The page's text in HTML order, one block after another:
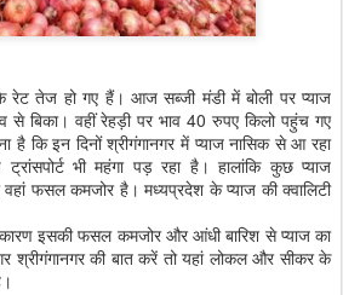
रेट तेज हो गए हैं। आज सब्जी मंडी में बोली पर प्याज
से बिका। वहीं रेहड़ी पर भाव 40 रुपए किलो पहुंच गए
है कि इन दिनों श्रीगंगानगर में प्याज नासिक से आ रहा
भी महंगा पड़ रहा है। हालांकि कुछ प्याज
फसल कमजोर है। मध्यप्रदेश के प्याज की क्वालिटी
इसकी फसल कमजोर और आंधी बारिश से प्याज का
श्रीगंगानगर की बात करें तो यहां लोकल और सीकर के